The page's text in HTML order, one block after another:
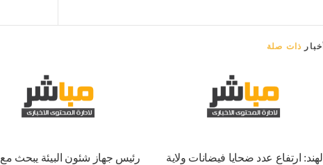
أخبار ذات صلة
الهند: ارتفاع عدد ضحايا فيضانات ولاية
رئيس جهاز شئون البيئة يبحث مع